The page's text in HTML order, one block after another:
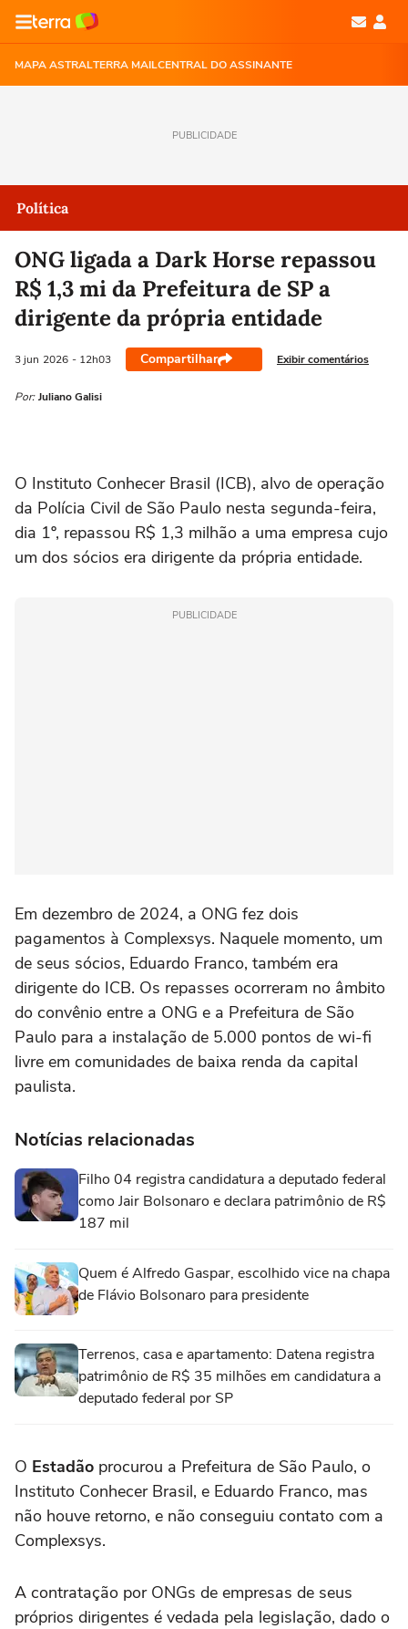
MAPA ASTRALTERRA MAILCENTRAL DO ASSINANTE
PUBLICIDADE
Política
ONG ligada a Dark Horse repassou
R$ 1,3 mi da Prefeitura de SP a
dirigente da própria entidade
3 jun 2026 - 12h03 Compartilhar Exibir comentários
Por: Juliano Galisi
O Instituto Conhecer Brasil (ICB), alvo de operação
da Polícia Civil de São Paulo nesta segunda-feira,
dia 1º, repassou R$ 1,3 milhão a uma empresa cujo
um dos sócios era dirigente da própria entidade.
PUBLICIDADE
Em dezembro de 2024, a ONG fez dois
pagamentos à Complexsys. Naquele momento, um
de seus sócios, Eduardo Franco, também era
dirigente do ICB. Os repasses ocorreram no âmbito
do convênio entre a ONG e a Prefeitura de São
Paulo para a instalação de 5.000 pontos de wi-fi
livre em comunidades de baixa renda da capital
paulista.
Notícias relacionadas
Filho 04 registra candidatura a deputado federal
como Jair Bolsonaro e declara patrimônio de R$
187 mil
Quem é Alfredo Gaspar, escolhido vice na chapa
de Flávio Bolsonaro para presidente
Terrenos, casa e apartamento: Datena registra
patrimônio de R$ 35 milhões em candidatura a
deputado federal por SP
O Estadão procurou a Prefeitura de São Paulo, o
Instituto Conhecer Brasil, e Eduardo Franco, mas
não houve retorno, e não conseguiu contato com a
Complexsys.
A contratação por ONGs de empresas de seus
próprios dirigentes é vedada pela legislação, dado o